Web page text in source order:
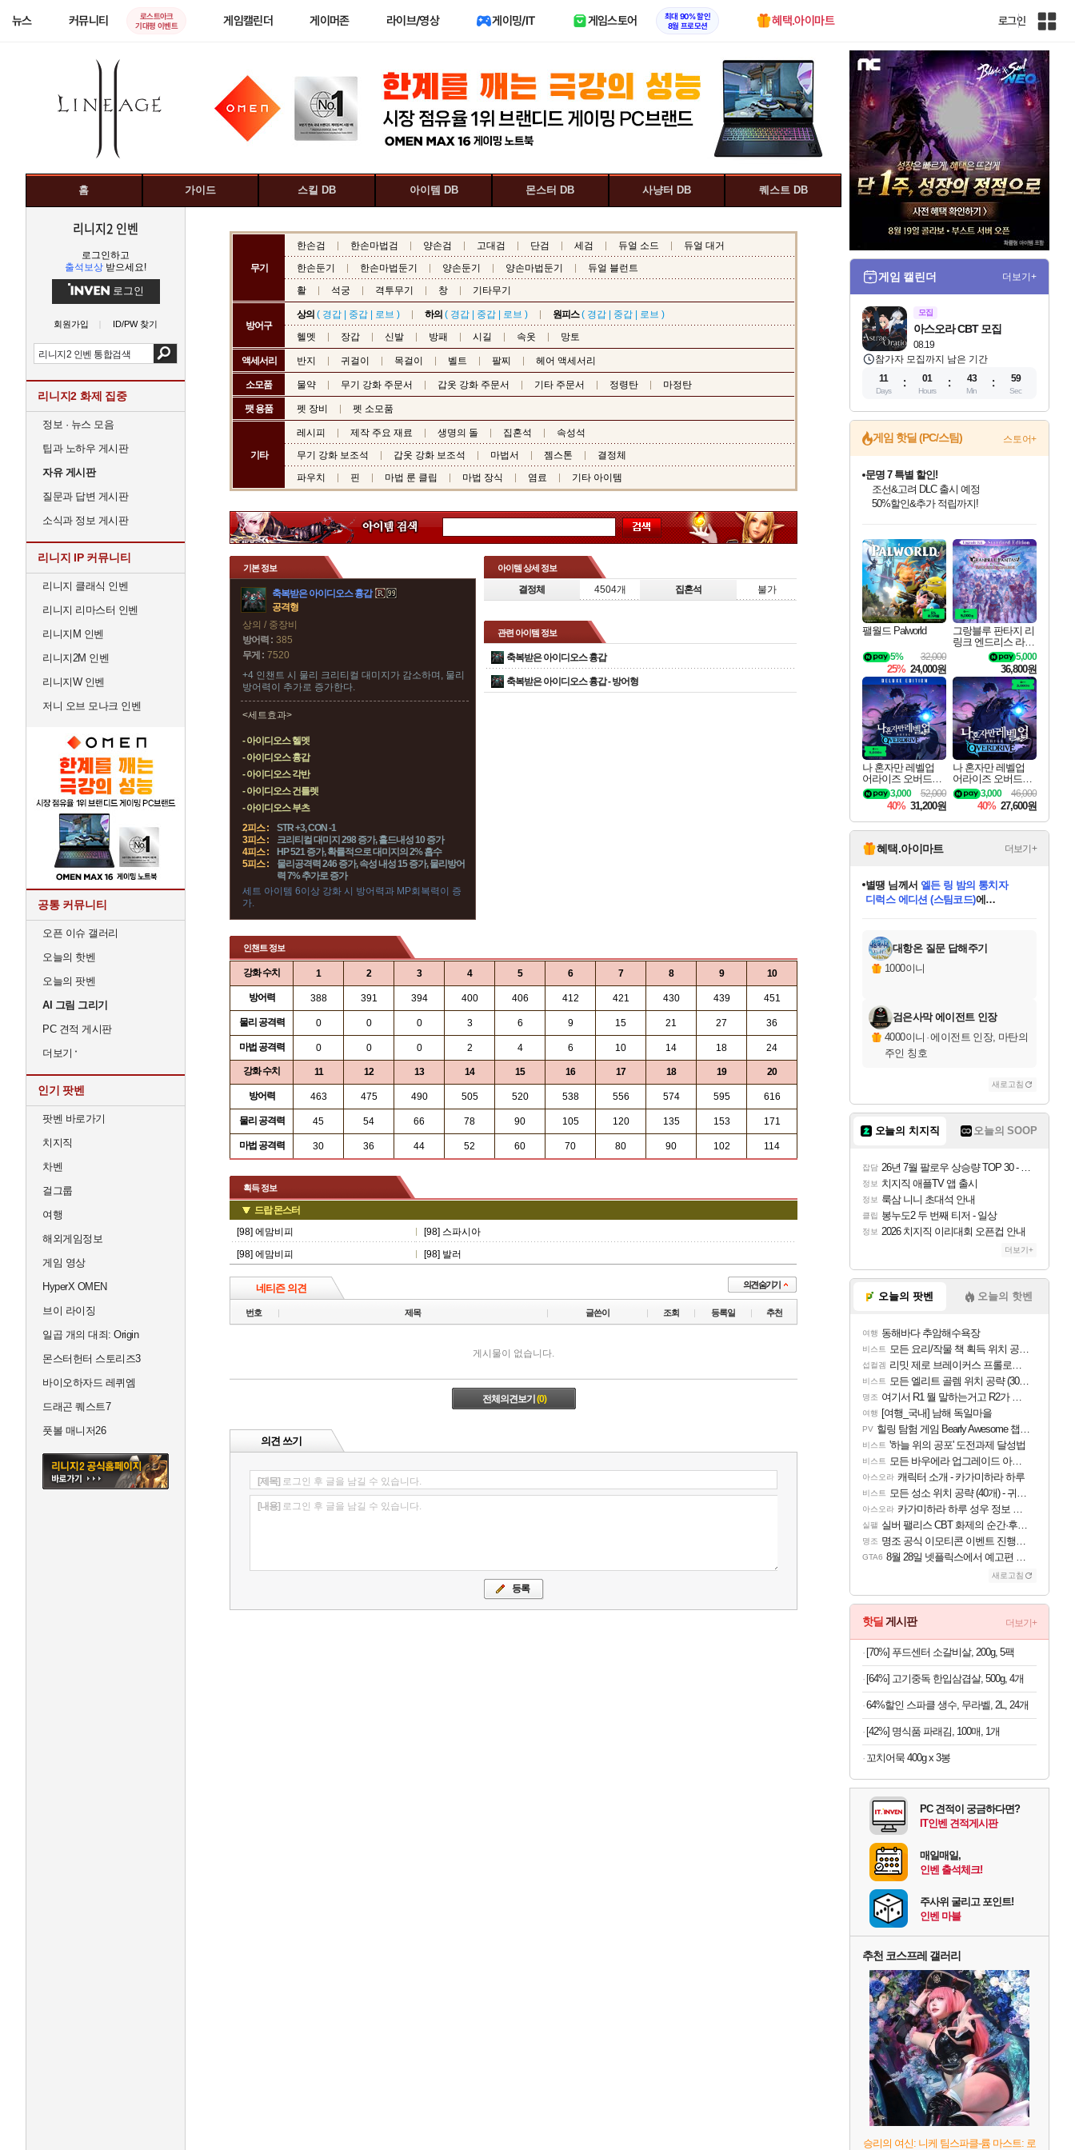
뉴스 커뮤니티
로스트아크
기대평 이벤트
게임캘린더 게이머존 라이브/영상 게이밍/IT 게임스토어
최대 90% 할인
8월 프로모션
혜택.아이마트 로그인
인
전
체
사
홈 가이드 스킬 DB 아이템 DB 몬스터 DB 사냥터 DB 퀘스트 DB
리니지2 인벤
로그인하고
출석보상 받으세요!
로그인
회원가입 ID/PW 찾기
리니지2 화제 집중
정보 · 뉴스 모음
팁과 노하우 게시판
자유 게시판
질문과 답변 게시판
소식과 정보 게시판
리니지 IP 커뮤니티
리니지 클래식 인벤
리니지 리마스터 인벤
리니지M 인벤
리니지2M 인벤
리니지W 인벤
저니 오브 모나크 인벤
공통 커뮤니티
오픈 이슈 갤러리
오늘의 핫벤
오늘의 팟벤
AI 그림 그리기
PC 견적 게시판
더보기
인기 팟벤
팟벤 바로가기
치지직
차벤
걸그룹
여행
해외게임정보
게임 영상
HyperX OMEN
브이 라이징
일곱 개의 대죄: Origin
몬스터헌터 스토리즈3
바이오하자드 레퀴엠
드래곤 퀘스트7
풋볼 매니저26
무기
한손검 한손마법검 양손검 고대검 단검 세검 듀얼 소드
듀얼 대거
한손둔기
한손마법둔기 양손둔기 양손마법둔기
듀얼 블런트
활
석궁 격투무기 창 기타무기
방어구
상의 ( 경갑 중갑 로브 ) 하의 ( 경갑 중갑 로브 ) 원피스( 경갑 중갑 로브 )
헬멧
장갑 신발 방패 시길 속옷 망토
액세서리 반지 귀걸이 목걸이 벨트 팔찌 헤어 액세서리
소모품 물약 무기 강화 주문서 갑옷 강화 주문서 기타 주문서 정령탄 마정탄
팻 용품 펫 장비 펫 소모품
기타
레시피 제작 주요 재료 생명의 돌 집혼석
속성석
무기 강화 보조석
갑옷 강화 보조석 마법서 젬스톤
결정체
파우치
핀 마법 룬 클립 마법 장식 염료 기타 아이템
기본 정보
축복받은 아이디오스 흉갑
공격형
상의 / 중장비
방어력 : 385
무게 : 7520
+4 인챈트 시 물리 크리티컬 대미지가 감소하며, 물리
방어력이 추가로 증가한다.
<세트효과>
- 아이디오스 헬멧
- 아이디오스 흉갑
- 아이디오스 각반
- 아이디오스 건틀렛
- 아이디오스 부츠
2피스 :
STR +3, CON -1
3피스 :
크리티컬 대미지 298 증가, 홀드내성 10 증가
4피스 :
HP 521 증가, 확률적으로 대미지의 2% 흡수
5피스 :
물리공격력 246 증가, 속성 내성 15 증가, 물리방어
력 7% 추가로 증가
세트 아이템 6이상 강화 시 방어력과 MP회복력이 증
가.
아이템 상세 정보
결정체 4504개 집혼석 불가
관련 아이템 정보
축복받은 아이디오스 흉갑
축복받은 아이디오스 흉갑 -방어형
인챈트 정보
강화 수치 1 2 3 4 5 6 7 8 9 10
방어력 388 391 394 400 406 412 421 430 439 451
물리 공격력 0 0 0 3 6 9 15 21 27 36
마법 공격력 0 0 0 2 4 6 10 14 18 24
강화 수치 11 12 13 14 15 16 17 18 19 20
방어력 463 475 490 505 520 538 556 574 595 616
물리 공격력 45 54 66 78 90 105 120 135 153 171
마법 공격력 30 36 44 52 60 70 80 90 102 114
획득 정보
드랍 몬스터
[98] 에맘비피
[98] 스파시아
[98] 에맘비피
[98] 발러
네티즌 의견
번호 제목 글쓴이 조회 등록일 추천
게시물이 없습니다.
전체의견보기 (0)
의견 쓰기
[제목] 로그인 후 글을 남길 수 있습니다.
[내용] 로그인 후 글을 남길 수 있습니다.
게임 캘린더 더보기+
모집
08.19
아스오라 CBT 모집
참가자 모집까지 남은 기간
11
Days
01
Hours
43
Min
58
Sec
게임 핫딜 (PC/스팀) 스토어+
최대 90% 할인가를 만나보세요!
네이버혜택과 함께 만나보세요!
문명 7 특별 할인!
조선&고려 DLC 출시 예정
50%할인&추가 적립까지!
네이버 포인트 혜택까지!
이니&베니 혜택까지!
네이버 혜택가와 함께 예약하세요!
할인&네이버혜택으로 만나보세요!
네이버페이 혜택과 만나보세요!
40주년 프로모션으로 만나보세요!
할인가에 만나보세요!
일부 에디션 상시 할인!
혜택으로 예약 판매 중
편안하게 충전하세요
팰월드 Palworld
32,000
5%
25% 24,000원
그랑블루 판타지 리
링크 엔드리스 라그
나로크 업그레이드
킷 Granblue Fantasy
Relink Endless Ragn
arok Upgrade Kit DL
C
5,000
36,800원
나 혼자만 레벨업
어라이즈 오버드라
이브 디럭스 에디션
Solo Leveling Arise
Overdrive Deluxe Edi
tion
52,000
3,000
40% 31,200원
나 혼자만 레벨업
어라이즈 오버드라
이브 Solo Leveling A
rise
46,000
3,000
40% 27,600원
혜택.아이마트 더보기+
교환.
별땡님께서엘든 링 밤의 통치자
당첨되셨습니다.
니코 님께서 (본편포함) 데이브 더
다이버 인 더 정글 번들 (스팀코드)
당첨되셨습니다.
당첨되셨습니다.
당첨되셨습니다.
당첨되셨습니다.
당첨되셨습니다.
에디션 (스팀코드)를 교환.
당첨되셨습니다.
대항온 질문 답해주기
1000이니
검은사막 에이전트 인장
4000이니 ·에이전트 인장, 마탄의
주인 칭호
새로고침
오늘의 치지직 오늘의 SOOP
잡담 26년 7월 팔로우 상승량 TOP 30 - 월간 치지직
정보 치지직 애플TV 앱 출시
정보 룩삼 니니 초대석 안내
클립 봉누도2 두 번째 티저 - 일상
정보 2026 치지직 이리대회 오픈컵 안내
더보기+
오늘의 팟벤 오늘의 핫벤
여행 동해바다 추암해수욕장
비스트 모든 요리/작물 책 획득 위치 공략 (36개) - 미식가 도전과제
섭컬겜 리밋 제로 브레이커스 프롤로그 테스트 후기 영상 업로드
비스트 모든 엘리트 골렘 위치 공략 (30개) - 방랑 결투가
명조 여기서 R1 뭘 말하는거고 R2가 뭘말하는걸까요?
여행 [여행_국내] 남해 독일마을
PV 힐링 탐험 게임 Bearly Awesome 챕터 1 트레일러
비스트 '하늘 위의 공포' 도전과제 달성법
비스트 모든 바우에라 업그레이드 아이템 획득 위치 공략 (89개)
아스오라 캐릭터 소개 - 카가미하라 하루
비스트 모든 성소 위치 공략 (40개) - 귀환한 영혼 도전과제
아스오라 카가미하라 하루 성우 정보 및 주요 필모
실팰 실버 팰리스 CBT 화제의 순간·후기 모음
명조 명조 공식 이모티콘 이벤트 진행해봤습니다! 참여부터 추첨까지????
GTA6 8월 28일 넷플릭스에서 예고편 공개 예정
새로고침
핫딜 게시판 더보기+
[70%] 푸드센터 소갈비살, 200g, 5팩
[64%] 고기중독 한입삼겹살, 500g, 4개
64%할인 스파클 생수, 무라벨, 2L, 24개
[42%] 명식품 파래김, 100매, 1개
꼬치어묵 400g x 3봉
PC 견적이 궁금하다면?
IT인벤 견적게시판
매일매일,
인벤 출석체크!
주사위 굴리고 포인트!
인벤 마블
추천 코스프레 갤러리
승리의 여신: 니케 팀스파클-륨 마스트: 로